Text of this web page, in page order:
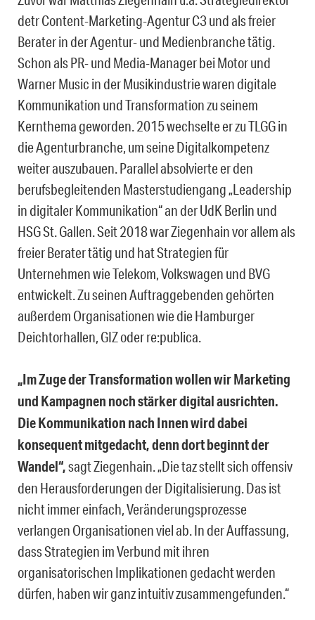
detr Content-Marketing-Agentur C3 und als freier
Berater in der Agentur- und Medienbranche tätig.
Schon als PR- und Media-Manager bei Motor und
Warner Music in der Musikindustrie waren digitale
Kommunikation und Transformation zu seinem
Kernthema geworden. 2015 wechselte er zu TLGG in
die Agenturbranche, um seine Digitalkompetenz
weiter auszubauen. Parallel absolvierte er den
berufsbegleitenden Masterstudiengang „Leadership
in digitaler Kommunikation“ an der UdK Berlin und
HSG St. Gallen. Seit 2018 war Ziegenhain vor allem als
freier Berater tätig und hat Strategien für
Unternehmen wie Telekom, Volkswagen und BVG
entwickelt. Zu seinen Auftraggebenden gehörten
außerdem Organisationen wie die Hamburger
Deichtorhallen, GIZ oder re:publica.
„Im Zuge der Transformation wollen wir Marketing
und Kampagnen noch stärker digital ausrichten.
Die Kommunikation nach Innen wird dabei
konsequent mitgedacht, denn dort beginnt der
Wandel“,sagt Ziegenhain. „Die taz stellt sich offensiv
den Herausforderungen der Digitalisierung. Das ist
nicht immer einfach, Veränderungsprozesse
verlangen Organisationen viel ab. In der Auffassung,
dass Strategien im Verbund mit ihren
organisatorischen Implikationen gedacht werden
dürfen, haben wir ganz intuitiv zusammengefunden.“